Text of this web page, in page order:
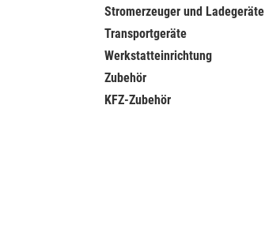
Stromerzeuger und Ladegeräte
Transportgeräte
Werkstatteinrichtung
Zubehör
KFZ-Zubehör